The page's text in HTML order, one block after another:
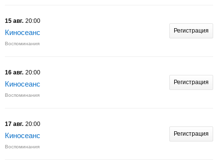
15 авг. 20:00
Киносеанс
Воспоминания
Регистрация
16 авг. 20:00
Киносеанс
Воспоминания
Регистрация
17 авг. 20:00
Киносеанс
Воспоминания
Регистрация